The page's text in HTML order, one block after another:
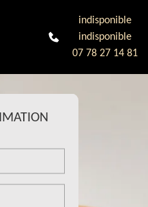
indisponible
indisponible
07 78 27 14 81